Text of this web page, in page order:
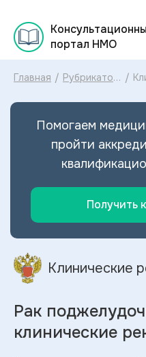
портал НМО
Главная / Рубрикатор
рекомендаций
/
Помогаем
пройти
Получить
Клинические
Рак
клинические